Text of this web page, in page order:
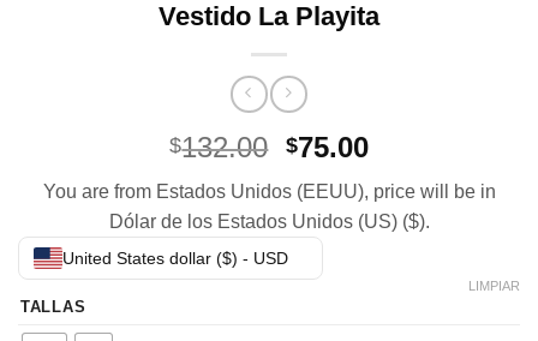
Vestido La Playita
$132.00 El
original
era:
$132.00.
$75.00El
actual
es:
You are from Estados Unidos (EEUU), price will be in
Dólar de los Estados Unidos (US) ($).
United States dollar ($) - USD
TALLAS
LIMPIAR